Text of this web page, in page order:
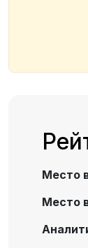
Место
Место